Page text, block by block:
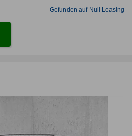
Gefunden auf Null Leasing